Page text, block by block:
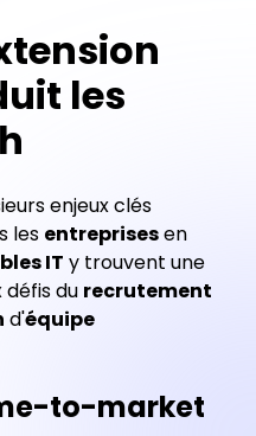
les
enjeux clés
les entreprisesen
IT y trouvent une
du recrutement
d'équipe
to-market